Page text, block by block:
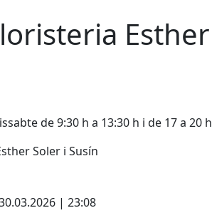
Esther
de 9:30 h a 13:30 h i de 17 a 20 h
Soler i Susín
| 23:08